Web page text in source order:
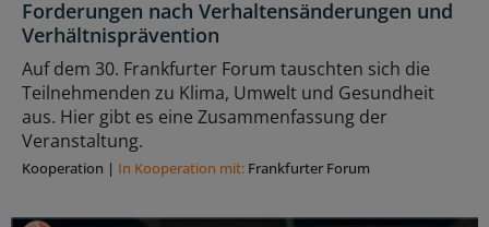
Forderungen nach Verhaltensänderungen und
Verhältnisprävention
Auf dem 30. Frankfurter Forum tauschten sich die
Teilnehmenden zu Klima, Umwelt und Gesundheit
aus. Hier gibt es eine Zusammenfassung der
Veranstaltung.
Kooperation | In Kooperation mit: Frankfurter Forum